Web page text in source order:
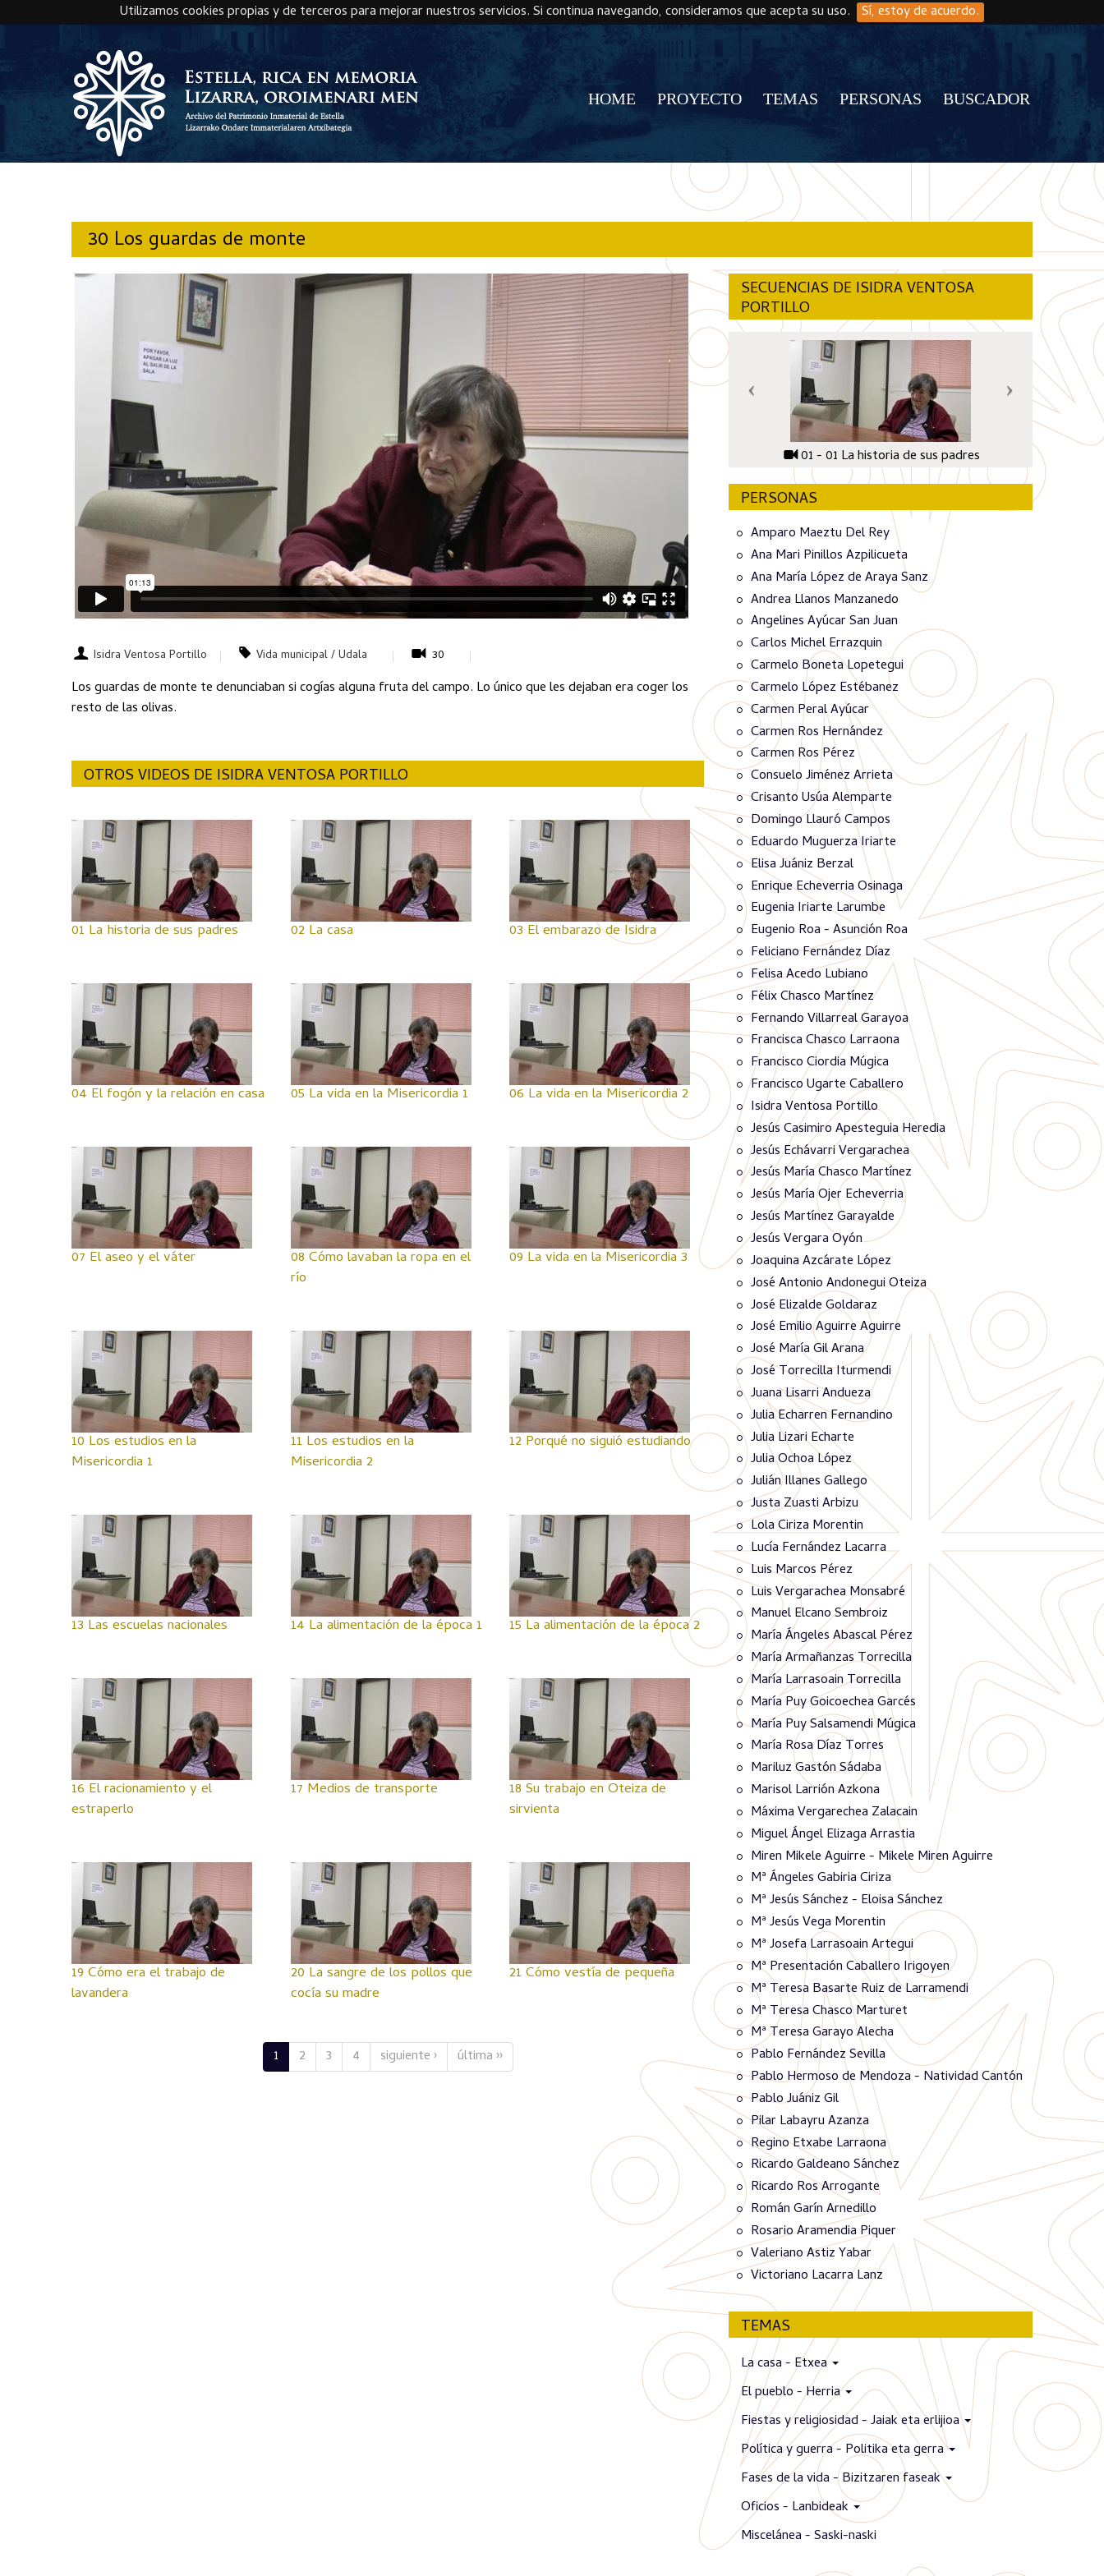
Utilizamos cookies propias y de terceros para mejorar nuestros servicios. Si continua navegando, consideramos que acepta su uso. Sí, estoy de acuerdo.
HOME PROYECTO TEMAS PERSONAS BUSCADOR
30 Los guardas de monte
Isidra Ventosa Portillo Vida municipal / Udala 30
Los guardas de monte te denunciaban si cogías alguna fruta del campo. Lo único que les dejaban era coger los
resto de las olivas.
OTROS VIDEOS DE ISIDRA VENTOSA PORTILLO
01 La historia de sus padres 02 La casa 03 El embarazo de Isidra
04 El fogón y la relación en casa 05 La vida en la Misericordia 1 06 La vida en la Misericordia 2
07 El aseo y el váter
08 Cómo lavaban la ropa en el
río
09 La vida en la Misericordia 3
10 Los estudios en la
Misericordia 1
11 Los estudios en la
Misericordia 2
12 Porqué no siguió estudiando
13 Las escuelas nacionales 14 La alimentación de la época 1 15 La alimentación de la época 2
16 El racionamiento y el
estraperlo
17 Medios de transporte
18 Su trabajo en Oteiza de
sirvienta
19 Cómo era el trabajo de
lavandera
20 La sangre de los pollos que
cocía su madre
21 Cómo vestía de pequeña
1 2 3 4 siguiente › última ››
SECUENCIAS DE ISIDRA VENTOSA
PORTILLO
01 - 01 La historia de sus padres
PERSONAS
Amparo Maeztu Del Rey
Ana Mari Pinillos Azpilicueta
Ana María López de Araya Sanz
Andrea Llanos Manzanedo
Angelines Ayúcar San Juan
Carlos Michel Errazquin
Carmelo Boneta Lopetegui
Carmelo López Estébanez
Carmen Peral Ayúcar
Carmen Ros Hernández
Carmen Ros Pérez
Consuelo Jiménez Arrieta
Crisanto Usúa Alemparte
Domingo Llauró Campos
Eduardo Muguerza Iriarte
Elisa Juániz Berzal
Enrique Echeverria Osinaga
Eugenia Iriarte Larumbe
Eugenio Roa - Asunción Roa
Feliciano Fernández Díaz
Felisa Acedo Lubiano
Félix Chasco Martínez
Fernando Villarreal Garayoa
Francisca Chasco Larraona
Francisco Ciordia Múgica
Francisco Ugarte Caballero
Isidra Ventosa Portillo
Jesús Casimiro Apesteguia Heredia
Jesús Echávarri Vergarachea
Jesús María Chasco Martínez
Jesús María Ojer Echeverria
Jesús Martínez Garayalde
Jesús Vergara Oyón
Joaquina Azcárate López
José Antonio Andonegui Oteiza
José Elizalde Goldaraz
José Emilio Aguirre Aguirre
José María Gil Arana
José Torrecilla Iturmendi
Juana Lisarri Andueza
Julia Echarren Fernandino
Julia Lizari Echarte
Julia Ochoa López
Julián Illanes Gallego
Justa Zuasti Arbizu
Lola Ciriza Morentin
Lucía Fernández Lacarra
Luis Marcos Pérez
Luis Vergarachea Monsabré
Manuel Elcano Sembroiz
María Ángeles Abascal Pérez
María Armañanzas Torrecilla
María Larrasoain Torrecilla
María Puy Goicoechea Garcés
María Puy Salsamendi Múgica
María Rosa Díaz Torres
Mariluz Gastón Sádaba
Marisol Larrión Azkona
Máxima Vergarechea Zalacain
Miguel Ángel Elizaga Arrastia
Miren Mikele Aguirre - Mikele Miren Aguirre
Mª Ángeles Gabiria Ciriza
Mª Jesús Sánchez - Eloisa Sánchez
Mª Jesús Vega Morentin
Mª Josefa Larrasoain Artegui
Mª Presentación Caballero Irigoyen
Mª Teresa Basarte Ruiz de Larramendi
Mª Teresa Chasco Marturet
Mª Teresa Garayo Alecha
Pablo Fernández Sevilla
Pablo Hermoso de Mendoza - Natividad Cantón
Pablo Juániz Gil
Pilar Labayru Azanza
Regino Etxabe Larraona
Ricardo Galdeano Sánchez
Ricardo Ros Arrogante
Román Garín Arnedillo
Rosario Aramendia Piquer
Valeriano Astiz Yabar
Victoriano Lacarra Lanz
TEMAS
La casa - Etxea
El pueblo - Herria
Fiestas y religiosidad - Jaiak eta erlijioa
Política y guerra - Politika eta gerra
Fases de la vida - Bizitzaren faseak
Oficios - Lanbideak
Miscelánea - Saski-naski